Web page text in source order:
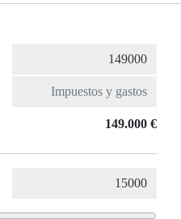
149.000 €